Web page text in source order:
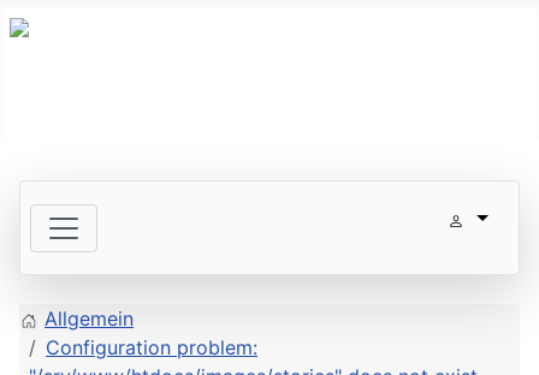
Allgemein
Configuration problem: